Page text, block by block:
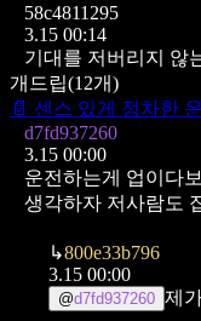
58c4811295
3.15 00:14
기대를 저버리지 않
개드립(12개)
📄 센스 있게 정차한
d7fd937260
3.15 00:00
운전하는게 업이다
생각하자 저사람도
↳800e33b796
3.15 00:00
@d7fd937260 제